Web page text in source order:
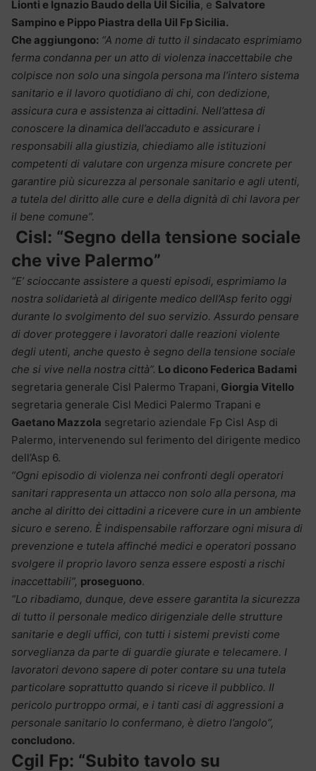
Lionti e Ignazio Baudo della Uil Sicilia, e Salvatore
Sampino e Pippo Piastra della Uil Fp Sicilia.
Che aggiungono: “A nome di tutto il sindacato esprimiamo
ferma condanna per un atto di violenza inaccettabile che
colpisce non solo una singola persona ma l’intero sistema
sanitario e il lavoro quotidiano di chi, con dedizione,
assicura cura e assistenza ai cittadini. Nell’attesa di
conoscere la dinamica dell’accaduto e assicurare i
responsabili alla giustizia, chiediamo alle istituzioni
competenti di valutare con urgenza misure concrete per
garantire più sicurezza al personale sanitario e agli utenti,
a tutela del diritto alle cure e della dignità di chi lavora per
il bene comune”.
Cisl: “Segno della tensione sociale
che vive Palermo”
“E’ scioccante assistere a questi episodi, esprimiamo la
nostra solidarietà al dirigente medico dell’Asp ferito oggi
durante lo svolgimento del suo servizio. Assurdo pensare
di dover proteggere i lavoratori dalle reazioni violente
degli utenti, anche questo è segno della tensione sociale
che si vive nella nostra città”. Lo dicono Federica Badami
segretaria generale Cisl Palermo Trapani, Giorgia Vitello
segretaria generale Cisl Medici Palermo Trapani e
Gaetano Mazzola segretario aziendale Fp Cisl Asp di
Palermo, intervenendo sul ferimento del dirigente medico
dell’Asp 6.
“Ogni episodio di violenza nei confronti degli operatori
sanitari rappresenta un attacco non solo alla persona, ma
anche al diritto dei cittadini a ricevere cure in un ambiente
sicuro e sereno. È indispensabile rafforzare ogni misura di
prevenzione e tutela affinché medici e operatori possano
svolgere il proprio lavoro senza essere esposti a rischi
inaccettabili”, proseguono.
“Lo ribadiamo, dunque, deve essere garantita la sicurezza
di tutto il personale medico dirigenziale delle strutture
sanitarie e degli uffici, con tutti i sistemi previsti come
sorveglianza da parte di guardie giurate e telecamere. I
lavoratori devono sapere di poter contare su una tutela
particolare soprattutto quando si riceve il pubblico. Il
pericolo purtroppo ormai, e i tanti casi di aggressioni a
personale sanitario lo confermano, è dietro l’angolo”,
concludono.
Cgil Fp: “Subito tavolo su